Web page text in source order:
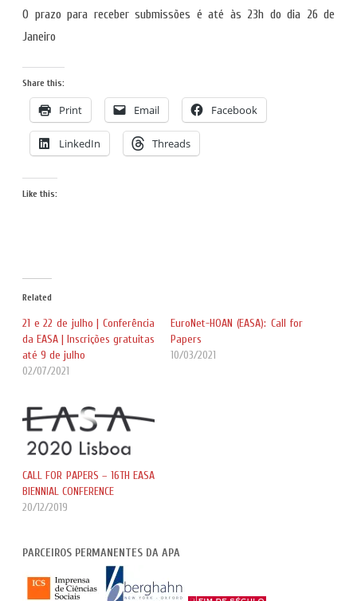
O prazo para receber submissões é até às 23h do dia 26 de
Janeiro
Share this:
Print Email Facebook
LinkedIn Threads
Like this:
Related
21 e 22 de julho | Conferência
da EASA | Inscrições gratuitas
até 9 de julho
02/07/2021
EuroNet-HOAN (EASA): Call for
Papers
10/03/2021
CALL FOR PAPERS – 16TH EASA
BIENNIAL CONFERENCE
20/12/2019
PARCEIROS PERMANENTES DA APA